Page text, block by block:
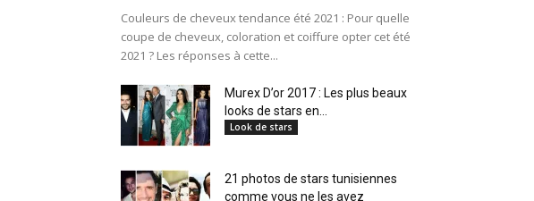
Couleurs de cheveux tendance été 2021 : Pour quelle
coupe de cheveux, coloration et coiffure opter cet été
2021 ? Les réponses à cette...
Murex D’or 2017 : Les plus beaux
looks de stars en...
Look de stars
21 photos de stars tunisiennes
comme vous ne les avez